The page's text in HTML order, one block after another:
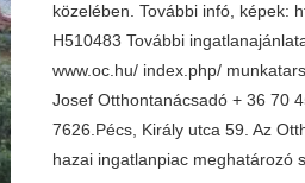
közelében. További infó, képek:
H510483 További
www.oc.hu/ index.php/
Josef Otthontanácsadó + 36 70
7626.Pécs, Király utca 59. Az
hazai ingatlanpiac meghatározó